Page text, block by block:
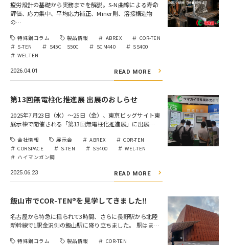
疲労設計の基礎から実務までを解説。S-N曲線による寿命
評価、応力集中、平均応力補正、Miner則、溶接構造物
の…
特殊鋼コラム 製品情報 ABREX
COR-TEN
S-TEN
S45C S50C SCM440
SS400
WEL-TEN
2026.04.01 READ MORE
第13回無電柱化推進展 出展のおしらせ
2025年7月23日（水）～25日（金）、東京ビッグサイト東
展示棟で開催される「第13回無電柱化推進展」に出展…
会社情報 展示会 ABREX
COR-TEN
CORSPACE
S-TEN SS400
WEL-TEN
ハイマンガン鋼
2025.06.23 READ MORE
飯山市でCOR-TEN®を見学してきました‼
名古屋から特急に揺られて3時間、さらに長野駅から北陸
新幹線で1駅金沢側の飯山駅に降り立ちました。 駅はま…
特殊鋼コラム 製品情報 COR-TEN